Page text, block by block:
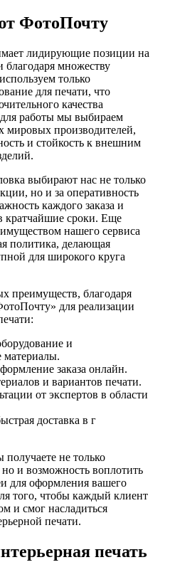
ФотоПочту
лидирующие позиции на
благодаря множеству
только
для печати, что
качества
работы мы выбираем
мировых производителей,
и стойкость к внешним
выбирают нас не только
но и за оперативность
каждого заказа и
кратчайшие сроки. Еще
нашего сервиса
политика, делающая
для широкого круга
преимуществ, благодаря
для реализации
и
материалы.
заказа онлайн.
и вариантов печати.
от экспертов в области
доставка в г
не только
и возможность воплотить
для оформления вашего
того, чтобы каждый клиент
и смог насладиться
печати.
печать